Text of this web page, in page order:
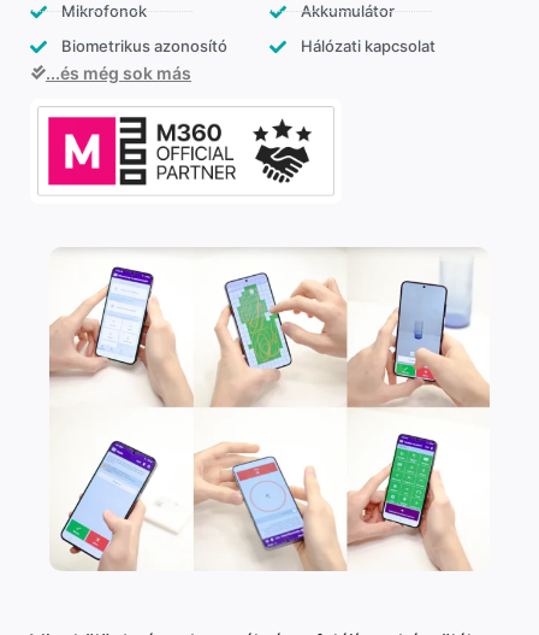
Mikrofonok
Biometrikus azonosító
Akkumulátor
Hálózati kapcsolat
...és még sok más